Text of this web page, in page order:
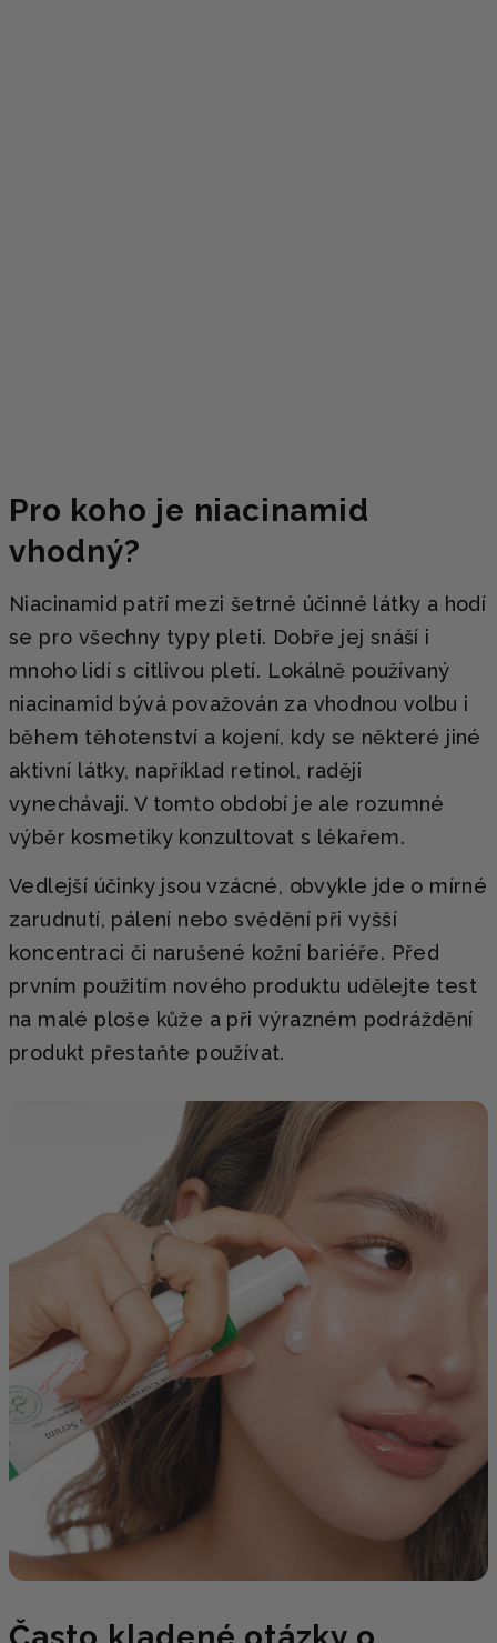
Pro koho je niacinamid
vhodný?
Niacinamid patří mezi šetrné účinné látky a hodí
se pro všechny typy pleti. Dobře jej snáší i
mnoho lidí s citlivou pletí. Lokálně používaný
niacinamid bývá považován za vhodnou volbu i
během těhotenství a kojení, kdy se některé jiné
aktivní látky, například retinol, raději
vynechávají. V tomto období je ale rozumné
výběr kosmetiky konzultovat s lékařem.
Vedlejší účinky jsou vzácné, obvykle jde o mírné
zarudnutí, pálení nebo svědění při vyšší
koncentraci či narušené kožní bariéře. Před
prvním použitím nového produktu udělejte test
na malé ploše kůže a při výrazném podráždění
produkt přestaňte používat.